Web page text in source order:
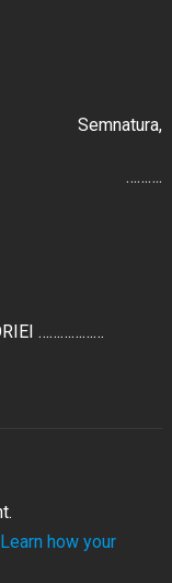
Semnatura,
……….
………………
Learn how your